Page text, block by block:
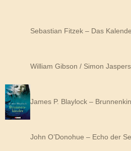
Sebastian Fitzek – Das
William Gibson / Simon
James P. Blaylock –
John O’Donohue – Echo der